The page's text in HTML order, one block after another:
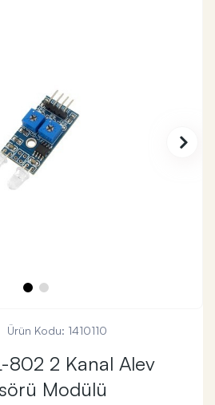
Ürün Kodu: 1410110
802 2 Kanal Alev
Modülü